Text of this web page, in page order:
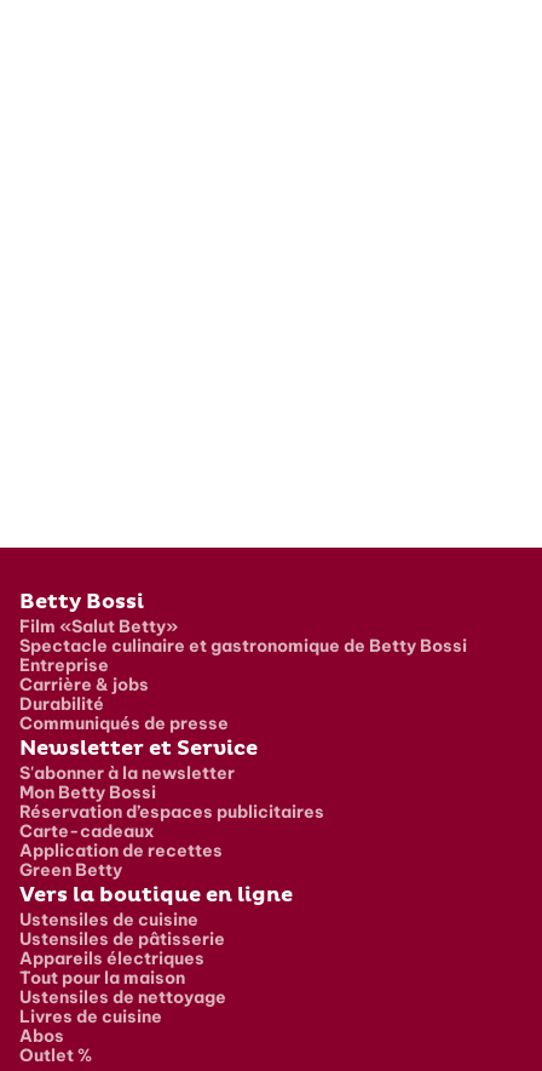
Pied de page
Betty Bossi
Film «Salut Betty»
Spectacle culinaire et gastronomique de Betty Bossi
Entreprise
Carrière & jobs
Durabilité
Communiqués de presse
Newsletter et Service
S'abonner à la newsletter
Mon Betty Bossi
Réservation d’espaces publicitaires
Carte-cadeaux
Application de recettes
Green Betty
Vers la boutique en ligne
Ustensiles de cuisine
Ustensiles de pâtisserie
Appareils électriques
Tout pour la maison
Ustensiles de nettoyage
Livres de cuisine
Abos
Outlet %